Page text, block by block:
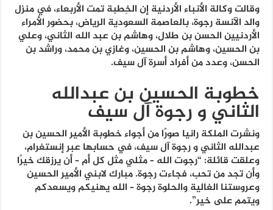
وقالت وكالة الأنباء الأردنية إن الخِطبة تمت الأربعاء، في منزل
والد الآنسة رجوة، بالعاصمة السعودية الرياض، بحضور الأمراء
الأردنيين الحسن بن طلال، وهاشم بن عبد الله الثاني، وعلي
بن الحسين، وهاشم بن الحسين، وغازي بن محمد، وراشد بن
الحسن، وعدد من أفراد أسرة آل سيف.
خطوبة الحسين بن عبدالله
الثاني و رجوة آل سيف
ونشرت الملكة رانيا صورًا من أجواء خطوبة الأمير الحسين بن
عبدالله الثاني و رجوة آل سيف، في حسابها عبر إنستغرام،
وعلقت قائلة: “رجوت الله – مثلي مثل كل أم – أن يرزقك خيرًا
وأن تجد من تحب، فجاءت رجوة. مبارك لابني الأمير الحسين
وعروستنا الغالية والحلوة رجوة – الله يهنيكم ويسعدكم
ويتمم على خير”.